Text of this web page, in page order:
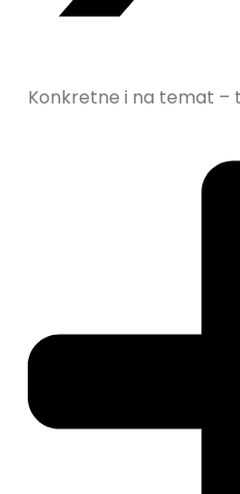
Konkretne i na temat –